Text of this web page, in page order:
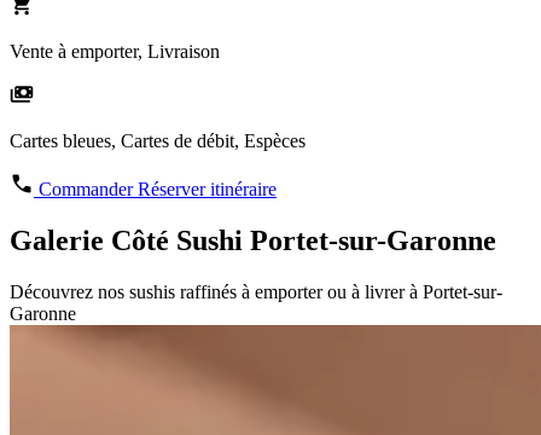
Vente à emporter, Livraison
Cartes bleues, Cartes de débit, Espèces
CommanderRéserveritinéraire
Galerie Côté Sushi Portet-sur-Garonne
Découvrez nos sushis raffinés à emporter ou à livrer à Portet-sur-
Garonne